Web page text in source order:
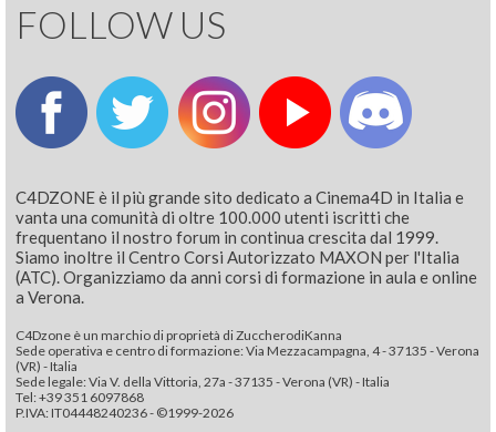
FOLLOW US
C4DZONE è il più grande sito dedicato a Cinema4D in Italia e
vanta una comunità di oltre 100.000 utenti iscritti che
frequentano il nostro forum in continua crescita dal 1999.
Siamo inoltre il Centro Corsi Autorizzato MAXON per l'Italia
(ATC). Organizziamo da anni corsi di formazione in aula e online
a Verona.
C4Dzone è un marchio di proprietà di ZuccherodiKanna
Sede operativa e centro di formazione: Via Mezzacampagna, 4 - 37135 - Verona
(VR) - Italia
Sede legale: Via V. della Vittoria, 27a - 37135 - Verona (VR) - Italia
Tel: +39 351 6097868‬
P.IVA: IT04448240236 - ©1999-2026